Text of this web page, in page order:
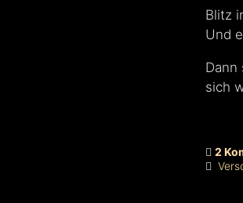
Blitz
Und
Dann
sich
2